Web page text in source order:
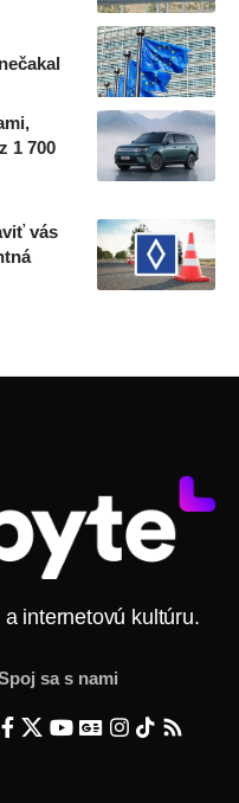
1 700
vás
internetovú kultúru.
sa s nami